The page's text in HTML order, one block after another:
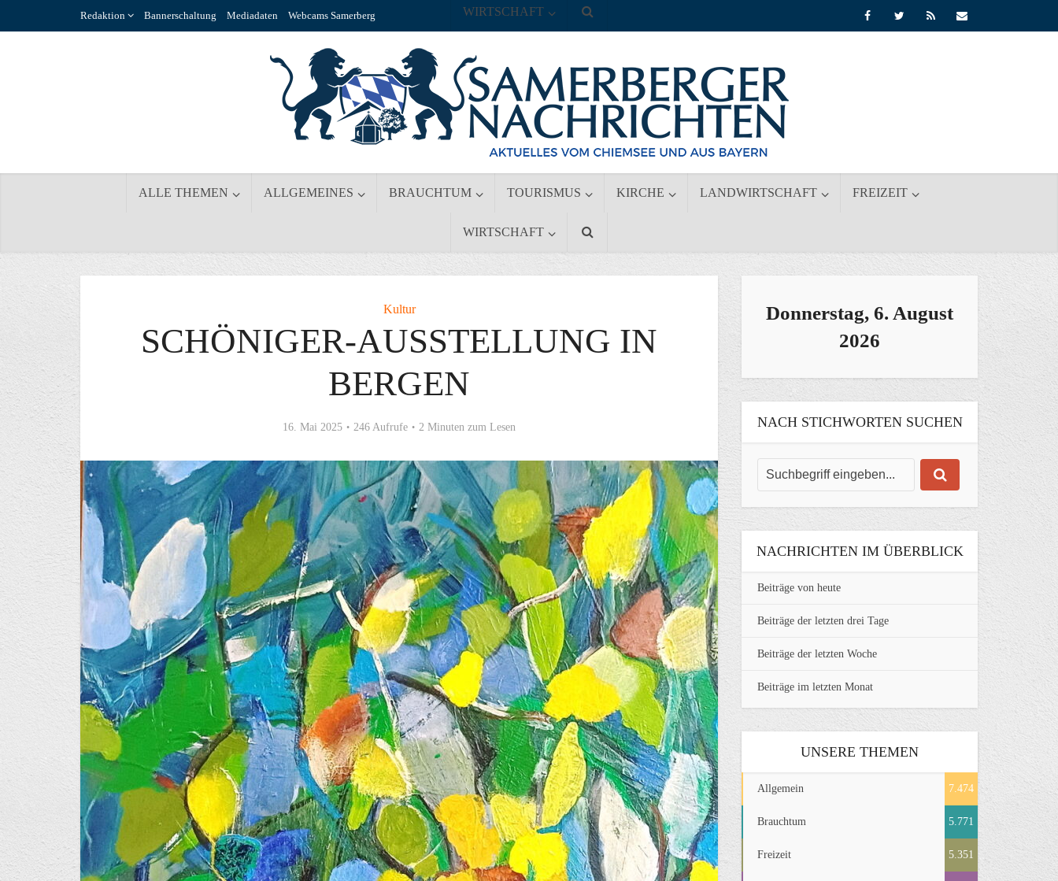
Redaktion Bannerschaltung Mediadaten Webcams Samerberg
ALLE THEMEN ALLGEMEINES BRAUCHTUM TOURISMUS KIRCHE LANDWIRTSCHAFT FREIZEIT
WIRTSCHAFT
WIRTSCHAFT
Kultur
SCHÖNIGER-AUSSTELLUNG IN
BERGEN
16. Mai 2025 246 Aufrufe 2 Minuten zum Lesen
Donnerstag, 6. August
2026
NACH STICHWORTEN SUCHEN
NACHRICHTEN IM ÜBERBLICK
Beiträge von heute
Beiträge der letzten drei Tage
Beiträge der letzten Woche
Beiträge im letzten Monat
UNSERE THEMEN
Allgemein 7.474
Brauchtum 5.771
Freizeit 5.351